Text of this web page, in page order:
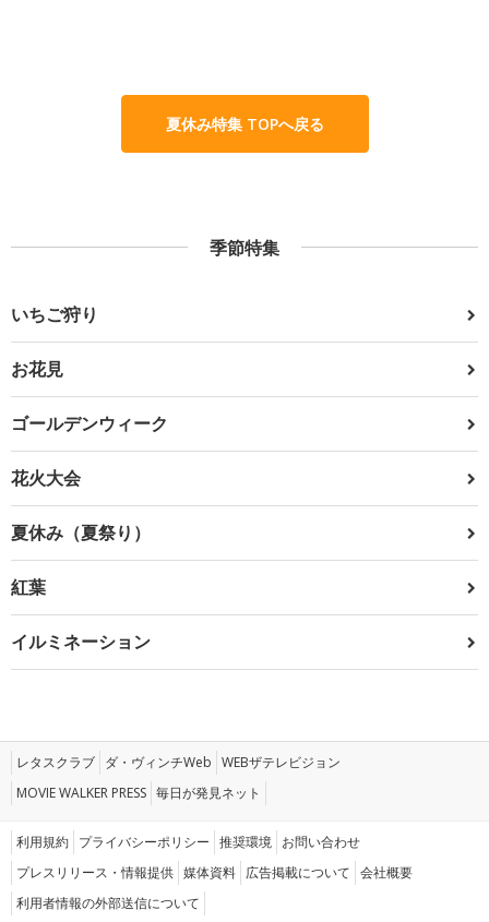
夏休み特集 TOPへ戻る
季節特集
いちご狩り
お花見
ゴールデンウィーク
花火大会
夏休み（夏祭り）
紅葉
イルミネーション
レタスクラブ ダ・ヴィンチWeb WEBザテレビジョン
MOVIE WALKER PRESS 毎日が発見ネット
利用規約 プライバシーポリシー 推奨環境 お問い合わせ
プレスリリース・情報提供 媒体資料 広告掲載について 会社概要
利用者情報の外部送信について